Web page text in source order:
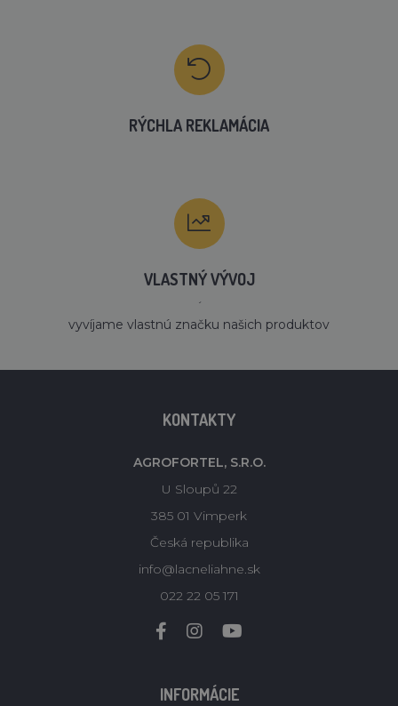
RÝCHLA REKLAMÁCIA
VLASTNÝ VÝVOJ
´
vyvíjame vlastnú značku našich produktov
KONTAKTY
AGROFORTEL, S.R.O.
U Sloupů 22
385 01 Vimperk
Česká republika
info@lacneliahne.sk
022 22 05 171
INFORMÁCIE